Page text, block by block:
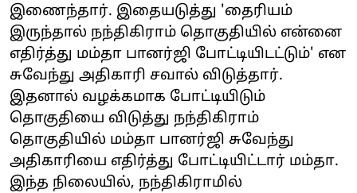
இணைந்தார். இதையடுத்து 'தைரியம்
இருந்தால் நந்திகிராம் தொகுதியில் என்னை
எதிர்த்து மம்தா பானர்ஜி போட்டியிடட்டும்' என
சுவேந்து அதிகாரி சவால் விடுத்தார்.
இதனால் வழக்கமாக போட்டியிடும்
தொகுதியை விடுத்து நந்திகிராம்
தொகுதியில் மம்தா பானர்ஜி சுவேந்து
அதிகாரியை எதிர்த்து போட்டியிட்டார் மம்தா.
இந்த நிலையில், நந்திகிராமில்